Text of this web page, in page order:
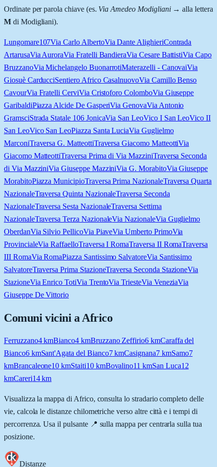
Ordinate per parola chiave (es. Via Amedeo Modigliani→ alla lettera
Mdi Modigliani).
Lungomare107Via Carlo AlbertoVia Dante AlighieriContrada
ArtarusaVia AuroraVia Fratelli BandieraVia Cesare BattistiVia Capo
BruzzanoVia Michelangelo BuonarrotiMaterazelli - CanovaiVia
Giosuè CarducciSentiero Africo CasalnuovoVia Camillo Benso
CavourVia Fratelli CerviVia Cristoforo ColomboVia Giuseppe
GaribaldiPiazza Alcide De GasperiVia GenovaVia Antonio
GramsciStrada Statale 106 JonicaVia San LeoVico I San LeoVico II
San LeoVico San LeoPiazza Santa LuciaVia Guglielmo
MarconiTraversa G. MatteottiTraversa Giacomo MatteottiVia
Giacomo MatteottiTraversa Prima di Via MazziniTraversa Seconda
di Via MazziniVia Giuseppe MazziniVia G. MorabitoVia Giuseppe
MorabitoPiazza MunicipioTraversa Prima NazionaleTraversa Quarta
NazionaleTraversa Quinta NazionaleTraversa Seconda
NazionaleTraversa Sesta NazionaleTraversa Settima
NazionaleTraversa Terza NazionaleVia NazionaleVia Guglielmo
OberdanVia Silvio PellicoVia PiaveVia Umberto PrimoVia
ProvincialeVia RaffaelloTraversa I RomaTraversa II RomaTraversa
III RomaVia RomaPiazza Santissimo SalvatoreVia Santissimo
SalvatoreTraversa Prima StazioneTraversa Seconda StazioneVia
StazioneVia Enrico TotiVia TrentoVia TriesteVia VeneziaVia
Giuseppe De Vittorio
Comuni vicini aAfrico
Ferruzzano4kmBianco4 kmBruzzano Zeffirio6 kmCaraffa del
Bianco6kmSant'Agata del Bianco7kmCasignana7kmSamo7
kmBrancaleone10 kmStaiti10kmBovalino11 kmSan Luca12
kmCareri14km
Visualizza la mappa di Africo, consulta lo stradario completo delle
vie, calcola le distanze chilometriche verso altre città e i tempi di
percorrenza. Usa il pulsante 📍 sulla mappa per centrarla sulla tua
posizione.
Distanze